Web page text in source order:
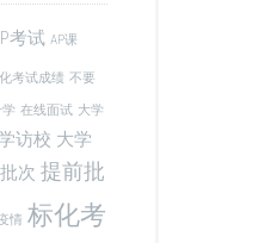
考试 AP课
考试成绩 不要
学 在线面试 大学
访校 大学
次 提前批
情 标化考